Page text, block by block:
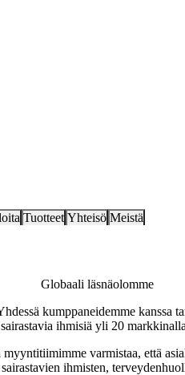
Tuotteet Yhteisö Meistä
Globaali läsnäolomme
kumppaneidemme kanssa
ihmisiä yli 20
varmistaa, että
ihmisten,